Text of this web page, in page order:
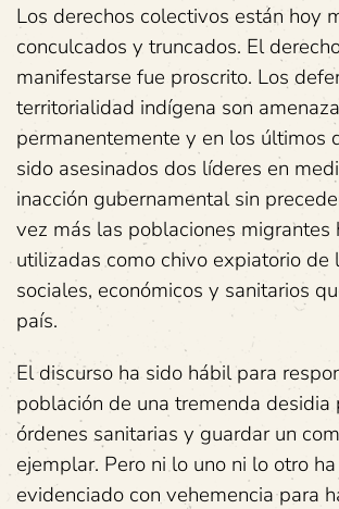
Los derechos colectivos están hoy
conculcados y truncados. El
manifestarse fue proscrito. Los
territorialidad indígena son
permanentemente y en los últimos
sido asesinados dos líderes en
inacción gubernamental sin
vez más las poblaciones migrantes
utilizadas como chivo expiatorio de
sociales, económicos y sanitarios
país.
El discurso ha sido hábil para
población de una tremenda desidia
órdenes sanitarias y guardar un
ejemplar. Pero ni lo uno ni lo otro
evidenciado con vehemencia para